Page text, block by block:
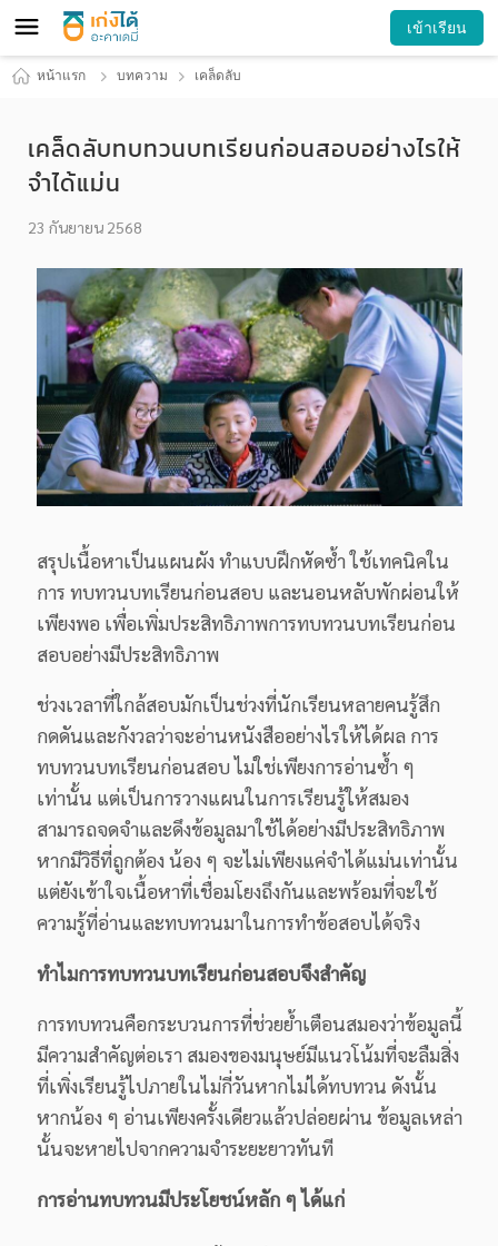
เข้าเรียน
หน้าแรก บทความ เคล็ดลับ
เคล็ดลับทบทวนบทเรียนก่อนสอบอย่างไรให้
จำได้แม่น
23 กันยายน 2568
สรุปเนื้อหาเป็นแผนผัง ทำแบบฝึกหัดซ้ำ ใช้เทคนิคใน
การ ทบทวนบทเรียนก่อนสอบ และนอนหลับพักผ่อนให้
เพียงพอ เพื่อเพิ่มประสิทธิภาพการทบทวนบทเรียนก่อน
สอบอย่างมีประสิทธิภาพ
ช่วงเวลาที่ใกล้สอบมักเป็นช่วงที่นักเรียนหลายคนรู้สึก
กดดันและกังวลว่าจะอ่านหนังสืออย่างไรให้ได้ผล การ
ทบทวนบทเรียนก่อนสอบ ไม่ใช่เพียงการอ่านซ้ำ ๆ
เท่านั้น แต่เป็นการวางแผนในการเรียนรู้ให้สมอง
สามารถจดจำและดึงข้อมูลมาใช้ได้อย่างมีประสิทธิภาพ
หากมีวิธีที่ถูกต้อง น้อง ๆ จะไม่เพียงแค่จำได้แม่นเท่านั้น
แต่ยังเข้าใจเนื้อหาที่เชื่อมโยงถึงกันและพร้อมที่จะใช้
ความรู้ที่อ่านและทบทวนมาในการทำข้อสอบได้จริง
ทำไมการทบทวนบทเรียนก่อนสอบจึงสำคัญ
การทบทวนคือกระบวนการที่ช่วยย้ำเตือนสมองว่าข้อมูลนี้
มีความสำคัญต่อเรา สมองของมนุษย์มีแนวโน้มที่จะลืมสิ่ง
ที่เพิ่งเรียนรู้ไปภายในไม่กี่วันหากไม่ได้ทบทวน ดังนั้น
หากน้อง ๆ อ่านเพียงครั้งเดียวแล้วปล่อยผ่าน ข้อมูลเหล่า
นั้นจะหายไปจากความจำระยะยาวทันที
การอ่านทบทวนมีประโยชน์หลัก ๆ ได้แก่